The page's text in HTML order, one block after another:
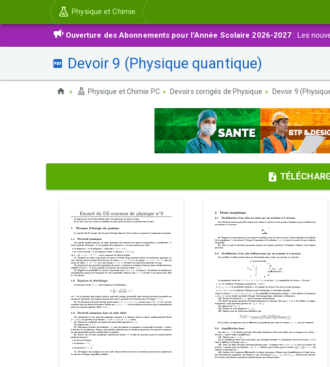
Physique et Chimie
Ouverture des Abonnements pour l'Année Scolaire 2026-2027 : Les
Devoir 9 (Physique quantique)
Physique et Chimie PC Devoirs corrigés de Physique Devoir 9